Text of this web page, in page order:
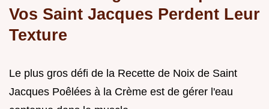
Vos Saint Jacques Perdent Leur
Texture
Le plus gros défi de la Recette de Noix de Saint
Jacques Poêlées à la Crème est de gérer l'eau